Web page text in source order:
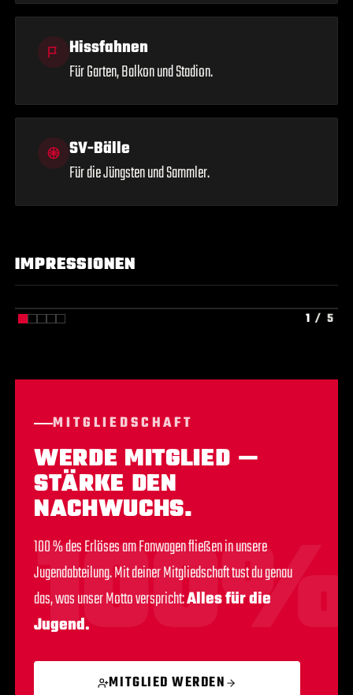
Hissfahnen
Für Garten, Balkon und Stadion.
SV-Bälle
Für die Jüngsten und Sammler.
IMPRESSIONEN
1 / 5
100%
MITGLIEDSCHAFT
WERDE MITGLIED —
STÄRKE DEN
NACHWUCHS.
100 % des Erlöses am Fanwagen fließen in unsere
Jugendabteilung. Mit deiner Mitgliedschaft tust du genau
das, was unser Motto verspricht:Alles für die
Jugend.
MITGLIED WERDEN